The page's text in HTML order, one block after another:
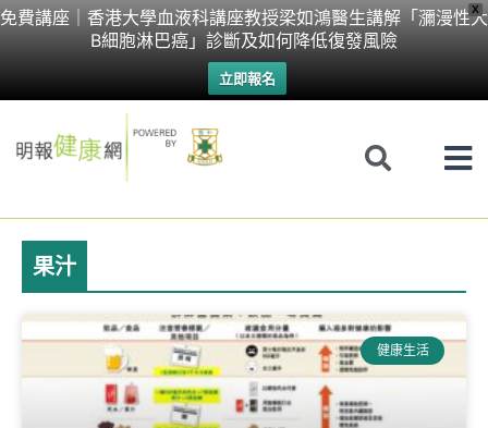
X
免費講座｜香港大學血液科講座教授梁如鴻醫生講解「瀰漫性大
B細胞淋巴癌」診斷及如何降低復發風險
立即報名
Skip
果汁
健康生活